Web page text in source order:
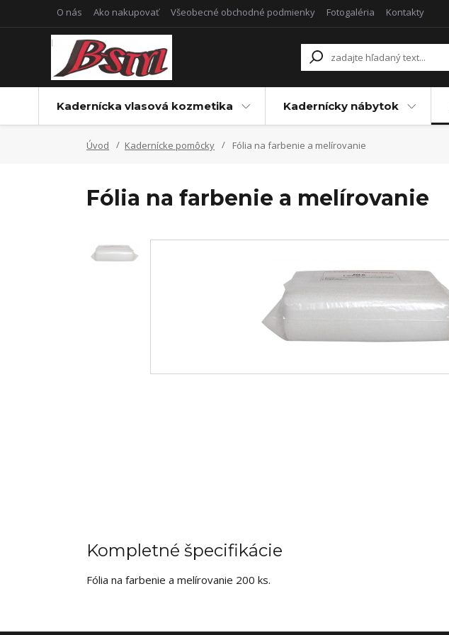
O nás Ako nakupovať Všeobecné obchodné podmienky Fotogaléria Kontakty
Kadernícka vlasová kozmetika Kadernícky nábytok
Úvod Kadernícke pomôcky Fólia na farbenie a melírovanie
Fólia na farbenie a melírovanie
Kompletné špecifikácie
Fólia na farbenie a melírovanie 200 ks.